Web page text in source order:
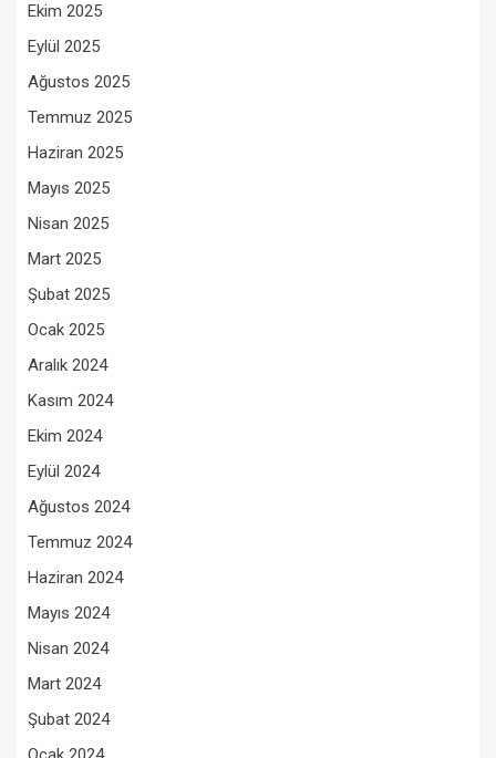
Ekim 2025
Eylül 2025
Ağustos 2025
Temmuz 2025
Haziran 2025
Mayıs 2025
Nisan 2025
Mart 2025
Şubat 2025
Ocak 2025
Aralık 2024
Kasım 2024
Ekim 2024
Eylül 2024
Ağustos 2024
Temmuz 2024
Haziran 2024
Mayıs 2024
Nisan 2024
Mart 2024
Şubat 2024